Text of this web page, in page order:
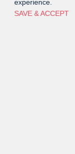
experience.
SAVE & ACCEPT